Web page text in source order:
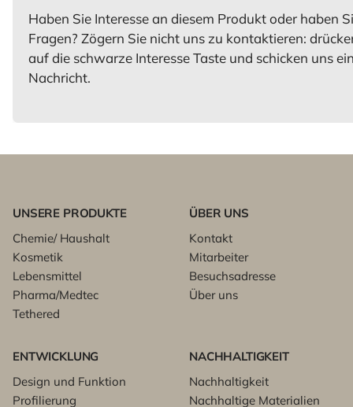
Haben Sie Interesse an diesem Produkt oder haben
Fragen? Zögern Sie nicht uns zu kontaktieren:
auf die schwarze Interesse Taste und schicken uns
Nachricht.
UNSERE PRODUKTE
Chemie/ Haushalt
Kosmetik
Lebensmittel
Pharma/Medtec
Tethered
ÜBER UNS
Kontakt
Mitarbeiter
Besuchsadresse
Über uns
ENTWICKLUNG
Design und Funktion
Profilierung
NACHHALTIGKEIT
Nachhaltigkeit
Nachhaltige Materialien